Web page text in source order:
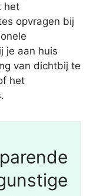
het
opvragen bij
je aan huis
van dichtbij te
het